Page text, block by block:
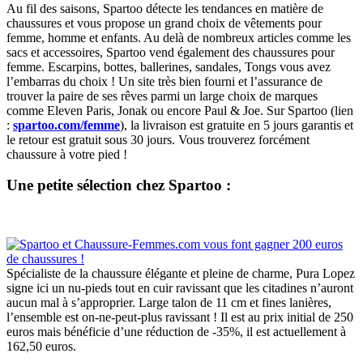
Au fil des saisons, Spartoo détecte les tendances en matière de
chaussures et vous propose un grand choix de vêtements pour
femme, homme et enfants. Au delà de nombreux articles comme les
sacs et accessoires, Spartoo vend également des chaussures pour
femme. Escarpins, bottes, ballerines, sandales, Tongs vous avez
l’embarras du choix ! Un site très bien fourni et l’assurance de
trouver la paire de ses rêves parmi un large choix de marques
comme Eleven Paris, Jonak ou encore Paul & Joe. Sur Spartoo (lien
: spartoo.com/femme), la livraison est gratuite en 5 jours garantis et
le retour est gratuit sous 30 jours. Vous trouverez forcément
chaussure à votre pied !
Une petite sélection chez Spartoo :
Spécialiste de la chaussure élégante et pleine de charme, Pura Lopez
signe ici un nu-pieds tout en cuir ravissant que les citadines n’auront
aucun mal à s’approprier. Large talon de 11 cm et fines lanières,
l’ensemble est on-ne-peut-plus ravissant ! Il est au prix initial de 250
euros mais bénéficie d’une réduction de -35%, il est actuellement à
162,50 euros.